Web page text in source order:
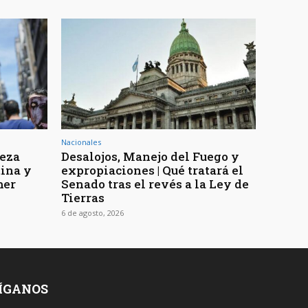
y
Nacionales
Desalojos, Manejo del Fuego y
expropiaciones | Qué tratará el
Senado tras el revés a la Ley de
Tierras
6 de agosto, 2026